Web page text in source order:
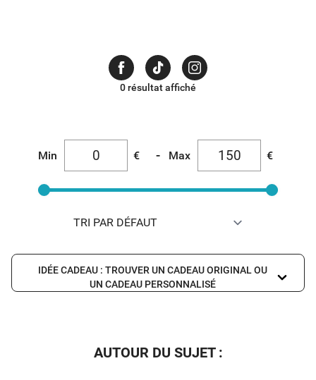
0 résultat affiché
Min € - Max €
IDÉE CADEAU : TROUVER UN CADEAU ORIGINAL OU
UN CADEAU PERSONNALISÉ
AUTOUR DU SUJET :